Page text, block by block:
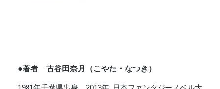
●著者 古谷田奈月（こやた・なつき）